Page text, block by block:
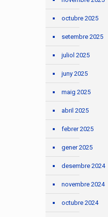
octubre 2025
setembre 2025
juliol 2025
juny 2025
maig 2025
abril 2025
febrer 2025
gener 2025
desembre 2024
novembre 2024
octubre 2024